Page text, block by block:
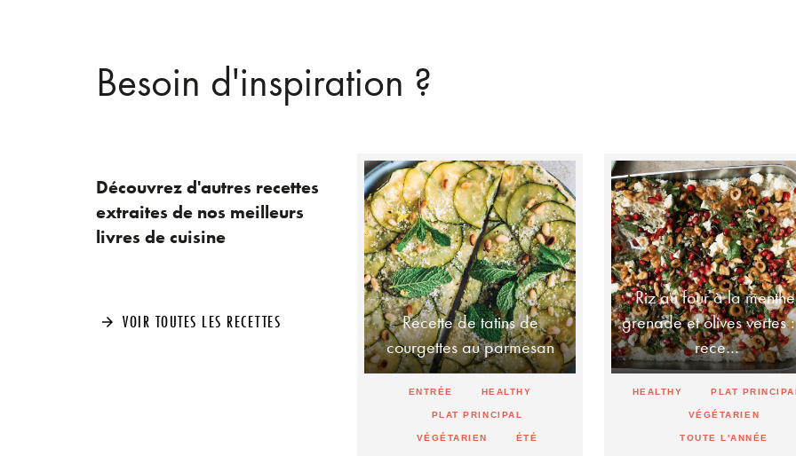
Besoin d'inspiration ?
Découvrez d'autres recettes
extraites de nos meilleurs
livres de cuisine
arrow_forward VOIR TOUTES LES RECETTES
Recette de tatins de
courgettes au parmesan
ENTRÉE HEALTHY
PLAT PRINCIPAL
VÉGÉTARIEN ÉTÉ
Riz au four à la
grenade et olives vertes
rece…
HEALTHY PLAT
VÉGÉTARIEN
TOUTE L'ANNÉE